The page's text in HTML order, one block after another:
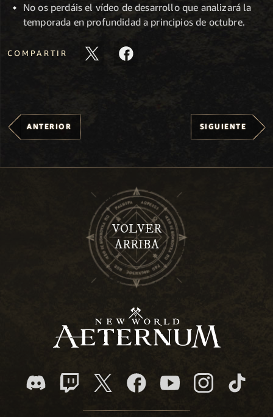
No os perdáis el vídeo de desarrollo que analizará la
temporada en profundidad a principios de octubre.
COMPARTIR
ANTERIOR SIGUIENTE
VOLVER
ARRIBA